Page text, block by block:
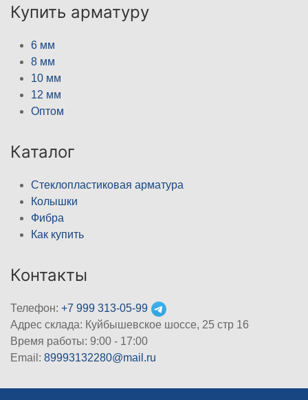
Купить арматуру
6 мм
8 мм
10 мм
12 мм
Оптом
Каталог
Стеклопластиковая арматура
Колышки
Фибра
Как купить
Контакты
Телефон: +7 999 313-05-99
Адрес склада: Куйбышевское шоссе, 25 стр 16
Время работы: 9:00 - 17:00
Email: 89993132280@mail.ru